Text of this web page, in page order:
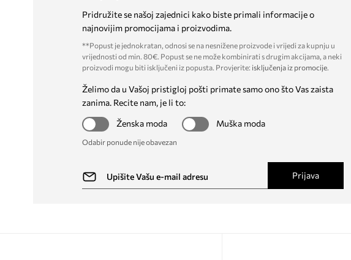
Pridružite se našoj zajednici kako biste primali informacije o
najnovijim promocijama i proizvodima.
**Popust je jednokratan, odnosi se na nesnižene proizvode i vrijedi za kupnju u
vrijednosti od min. 80€. Popust se ne može kombinirati s drugim akcijama, a neki
proizvodi mogu biti isključeni iz popusta. Provjerite: isključenja iz promocije.
Želimo da u Vašoj pristigloj pošti primate samo ono što Vas zaista
zanima. Recite nam, je li to:
Ženska moda
Muška moda
Odabir ponude nije obavezan
Prijava